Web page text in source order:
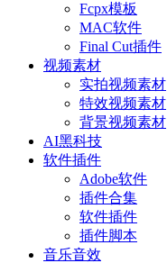
Fcpx模板
MAC软件
Final Cut插件
视频素材
实拍视频素材
特效视频素材
背景视频素材
AI黑科技
软件插件
Adobe软件
插件合集
软件插件
插件脚本
音乐音效